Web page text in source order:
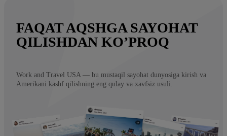
FAQAT AQSHGA SAYOHAT
QILISHDAN KO’PROQ
Work and Travel USA — bu mustaqil sayohat dunyosiga kirish va
Amerikani kashf qilishning eng qulay va xavfsiz usuli.